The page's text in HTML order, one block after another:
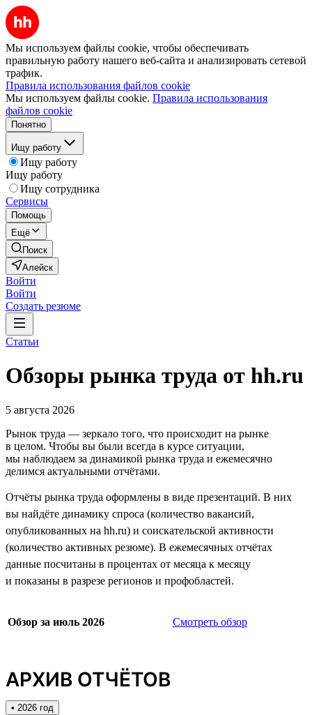
Мы используем файлы cookie, чтобы обеспечивать
правильную работу нашего веб-сайта и анализировать сетевой
трафик.
Правила использования файлов cookie
Мы используем файлы cookie. Правила использования
файлов cookie
Понятно
Ищу работу
Ищу работу
Ищу работу
Ищу сотрудника
Сервисы
Помощь
Ещё
Поиск
Алейск
Войти
Войти
Создать резюме
Статьи
Обзоры рынка труда от hh.ru
5 августа 2026
Рынок труда — зеркало того, что происходит на рынке
в целом. Чтобы вы были всегда в курсе ситуации,
мы наблюдаем за динамикой рынка труда и ежемесячно
делимся актуальными отчётами.
Отчёты рынка труда оформлены в виде презентаций. В них
вы найдёте динамику спроса (количество вакансий,
опубликованных на hh.ru) и соискательской активности
(количество активных резюме). В ежемесячных отчётах
данные посчитаны в процентах от месяца к месяцу
и показаны в разрезе регионов и профобластей.
Обзор за июль 2026 Смотреть обзор
АРХИВ ОТЧЁТОВ
• 2026 год